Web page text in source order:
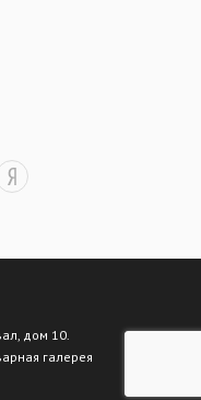
дом 10.
галерея